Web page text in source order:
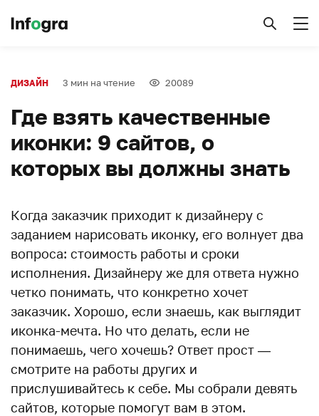
ДИЗАЙН 3 мин на чтение 20089
Где взять качественные
иконки: 9 сайтов, о
которых вы должны знать
Когда заказчик приходит к дизайнеру с
заданием нарисовать иконку, его волнует два
вопроса: стоимость работы и сроки
исполнения. Дизайнеру же для ответа нужно
четко понимать, что конкретно хочет
заказчик. Хорошо, если знаешь, как выглядит
иконка-мечта. Но что делать, если не
понимаешь, чего хочешь? Ответ прост —
смотрите на работы других и
прислушивайтесь к себе. Мы собрали девять
сайтов, которые помогут вам в этом.